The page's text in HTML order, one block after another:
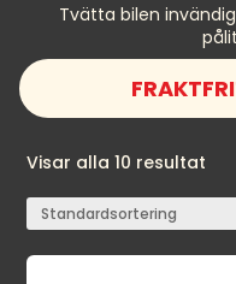
Tvätta bilen
Visar alla 10 resultat